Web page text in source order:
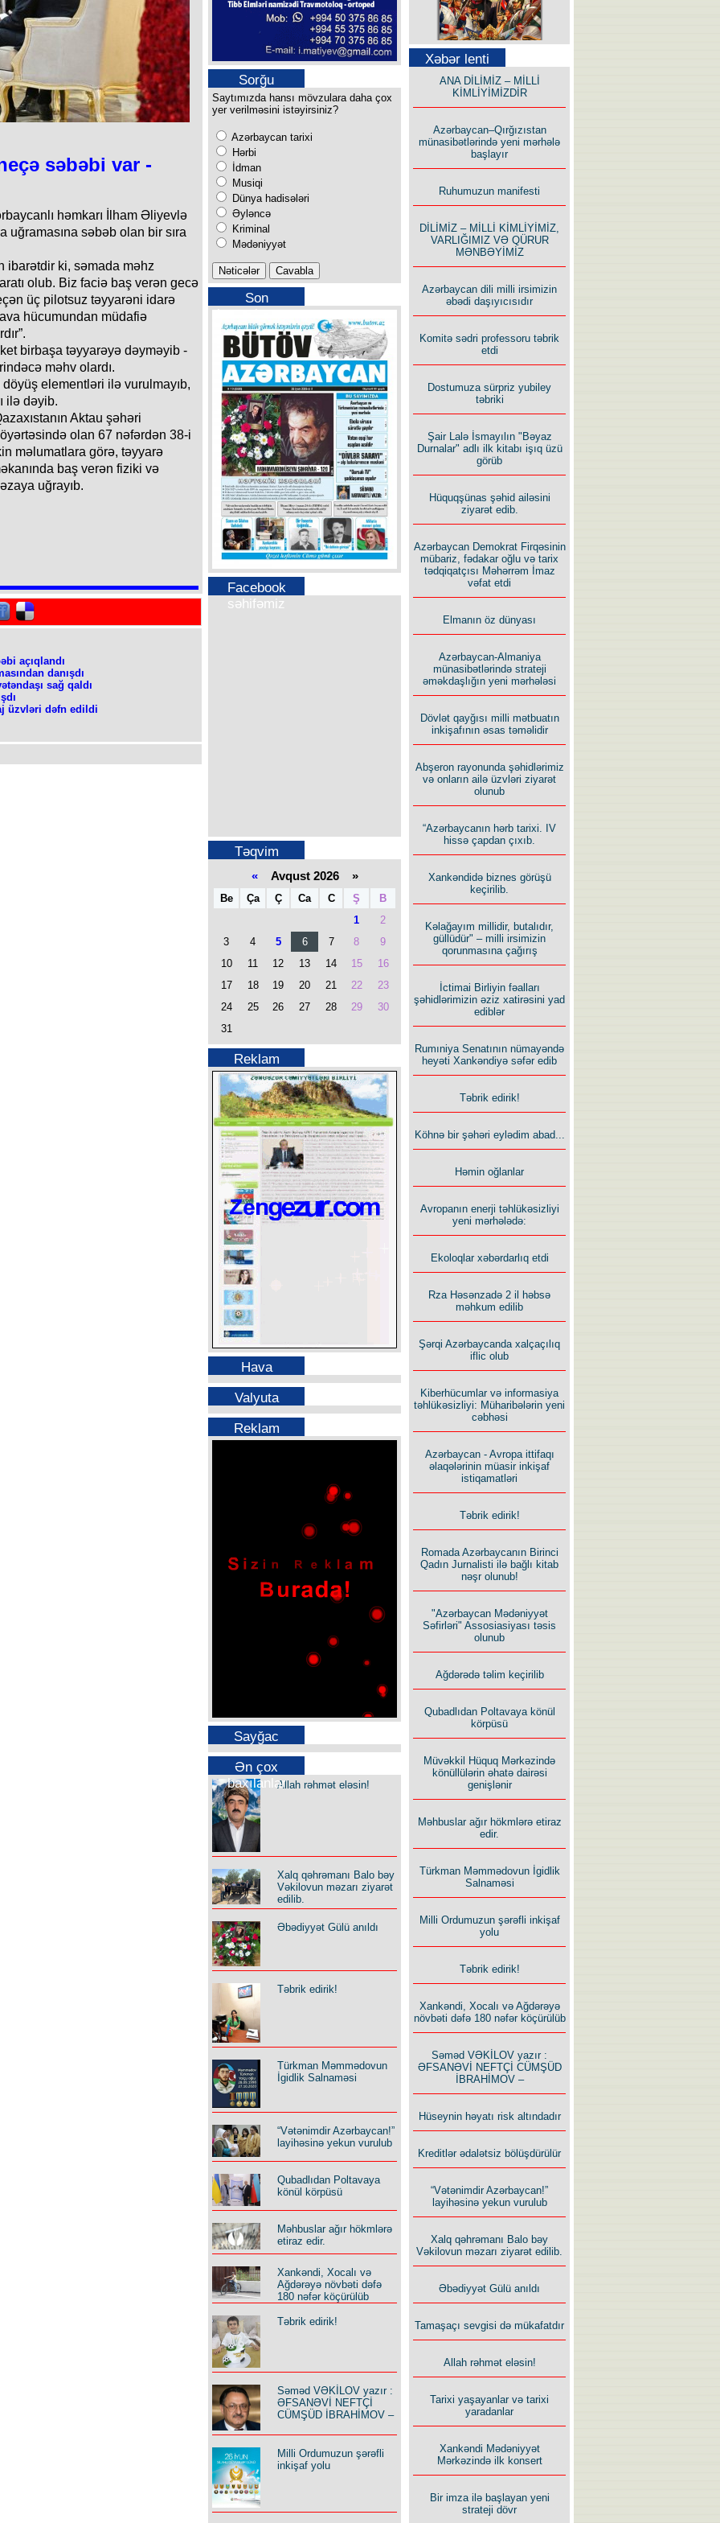
səbəbi var -
həmkarı İlham Əliyevlə
səbəb olan bir sıra
ibarətdir ki, səmada məhz
olub. Biz faciə baş verən gecə
üç pilotsuz təyyarəni idarə
hücumundan müdafiə
birbaşa təyyarəyə dəyməyib -
məhv olardı.
elementləri ilə vurulmayıb,
ilə dəyib.
Aktau şəhəri
olan 67 nəfərdən 38-i
məlumatlara görə, təyyarə
baş verən fiziki və
uğrayıb.
açıqlandı
danışdı
sağ qaldı
üzvləri dəfn edildi
Sorğu
Saytımızda hansı mövzulara daha çox
yer verilməsini istəyirsiniz?
Azərbaycan tarixi
Hərbi
İdman
Musiqi
Dünya hadisələri
Əyləncə
Kriminal
Mədəniyyət
Son
buraxılışımız
Facebook
səhifəmiz
Təqvim
«Avqust 2026 »
Be Ça Ç Ca C Ş
B
1
2
3
4 5 6 7 8
9
10
11 12 13 14 15
16
17
18 19 20 21 22
23
24
25 26 27 28 29
30
31
Reklam
Hava
Valyuta
Reklam
Sayğac
Ən çox
baxılanlarAllah rəhmət eləsin!
Xalq qəhrəmanı Balo bəy
Vəkilovun məzarı ziyarət
edilib.
Əbədiyyət Gülü anıldı
Təbrik edirik!
Türkman Məmmədovun
İgidlik Salnaməsi
“Vətənimdir Azərbaycan!”
layihəsinə yekun vurulub
Qubadlıdan Poltavaya
könül körpüsü
Məhbuslar ağır hökmlərə
etiraz edir.
Xankəndi, Xocalı və
Ağdərəyə növbəti dəfə
180 nəfər köçürülüb
Təbrik edirik!
Səməd VƏKİLOV yazır :
ƏFSANƏVİ NEFTÇİ
CÜMŞÜD İBRAHİMOV –
Milli Ordumuzun şərəfli
inkişaf yolu
Səfər Alışarlı yazır
Uzun yolun Yolçusu
İlham İsmayıl yazır:
Rusiyanın süqutunu qaçılmaz
edən beş şərt
Xəbər lenti
ANA DİLİMİZ – MİLLİ
KİMLİYİMİZDİR
Azərbaycan–Qırğızıstan
münasibətlərində yeni mərhələ
başlayır
Ruhumuzun manifesti
DİLİMİZ – MİLLİ KİMLİYİMİZ,
VARLIĞIMIZ VƏ QÜRUR
MƏNBƏYİMİZ
Azərbaycan dili milli irsimizin
əbədi daşıyıcısıdır
Komitə sədri professoru təbrik
etdi
Dostumuza sürpriz yubiley
təbriki
Şair Lalə İsmayılın "Bəyaz
Durnalar" adlı ilk kitabı işıq üzü
görüb
Hüquqşünas şəhid ailəsini
ziyarət edib.
Azərbaycan Demokrat Firqəsinin
mübariz, fədakar oğlu və tarix
tədqiqatçısı Məhərrəm İmaz
vəfat etdi
Elmanın öz dünyası
Azərbaycan-Almaniya
münasibətlərində strateji
əməkdaşlığın yeni mərhələsi
Dövlət qayğısı milli mətbuatın
inkişafının əsas təməlidir
Abşeron rayonunda şəhidlərimiz
və onların ailə üzvləri ziyarət
olunub
“Azərbaycanın hərb tarixi. IV
hissə çapdan çıxıb.
Xankəndidə biznes görüşü
keçirilib.
Kəlağayım millidir, butalıdır,
güllüdür" – milli irsimizin
qorunmasına çağırış
İctimai Birliyin fəalları
şəhidlərimizin əziz xatirəsini yad
ediblər
Rumıniya Senatının nümayəndə
heyəti Xankəndiyə səfər edib
Təbrik edirik!
Köhnə bir şəhəri eylədim abad...
Həmin oğlanlar
Avropanın enerji təhlükəsizliyi
yeni mərhələdə:
Ekoloqlar xəbərdarlıq etdi
Rza Həsənzadə 2 il həbsə
məhkum edilib
Şərqi Azərbaycanda xalçaçılıq
iflic olub
Kiberhücumlar və informasiya
təhlükəsizliyi: Müharibələrin yeni
cəbhəsi
Azərbaycan - Avropa ittifaqı
əlaqələrinin müasir inkişaf
istiqamatləri
Təbrik edirik!
Romada Azərbaycanın Birinci
Qadın Jurnalisti ilə bağlı kitab
nəşr olunub!
"Azərbaycan Mədəniyyət
Səfirləri" Assosiasiyası təsis
olunub
Ağdərədə təlim keçirilib
Qubadlıdan Poltavaya könül
körpüsü
Müvəkkil Hüquq Mərkəzində
könüllülərin əhatə dairəsi
genişlənir
Məhbuslar ağır hökmlərə etiraz
edir.
Türkman Məmmədovun İgidlik
Salnaməsi
Milli Ordumuzun şərəfli inkişaf
yolu
Təbrik edirik!
Xankəndi, Xocalı və Ağdərəyə
növbəti dəfə 180 nəfər köçürülüb
Səməd VƏKİLOV yazır :
ƏFSANƏVİ NEFTÇİ CÜMŞÜD
İBRAHİMOV –
Hüseynin həyatı risk altındadır
Kreditlər ədalətsiz bölüşdürülür
“Vətənimdir Azərbaycan!”
layihəsinə yekun vurulub
Xalq qəhrəmanı Balo bəy
Vəkilovun məzarı ziyarət edilib.
Əbədiyyət Gülü anıldı
Tamaşaçı sevgisi də mükafatdır
Allah rəhmət eləsin!
Tarixi yaşayanlar və tarixi
yaradanlar
Xankəndi Mədəniyyət
Mərkəzində ilk konsert
Bir imza ilə başlayan yeni
strateji dövr